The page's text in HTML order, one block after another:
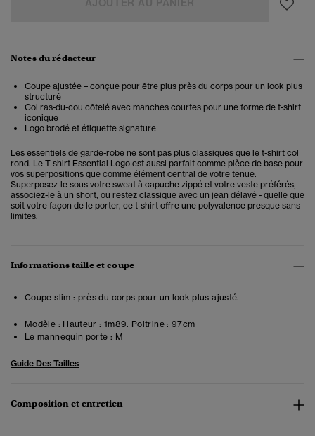
Notes du rédacteur
Coupe ajustée – conçue pour être plus près du corps pour un look plus
structuré
Col ras-du-cou côtelé avec manches courtes pour une forme de t-shirt
iconique
Logo brodé et étiquette signature
Les essentiels de garde-robe ne sont pas plus classiques que le t-shirt col
rond. Le T-shirt Essential Logo est aussi parfait comme pièce de base pour
vos superpositions que comme élément central de votre tenue.
Superposez-le sous votre sweat à capuche zippé et votre veste préférés,
associez-le à un short, ou restez classique avec un jean délavé - quelle que
soit votre façon de le porter, ce t-shirt offre une polyvalence presque sans
limites.
Informations taille et coupe
Coupe slim : près du corps pour un look plus ajusté.
Modèle : Hauteur : 1m89. Poitrine : 97cm
Le mannequin porte : M
Guide Des Tailles
Composition et entretien